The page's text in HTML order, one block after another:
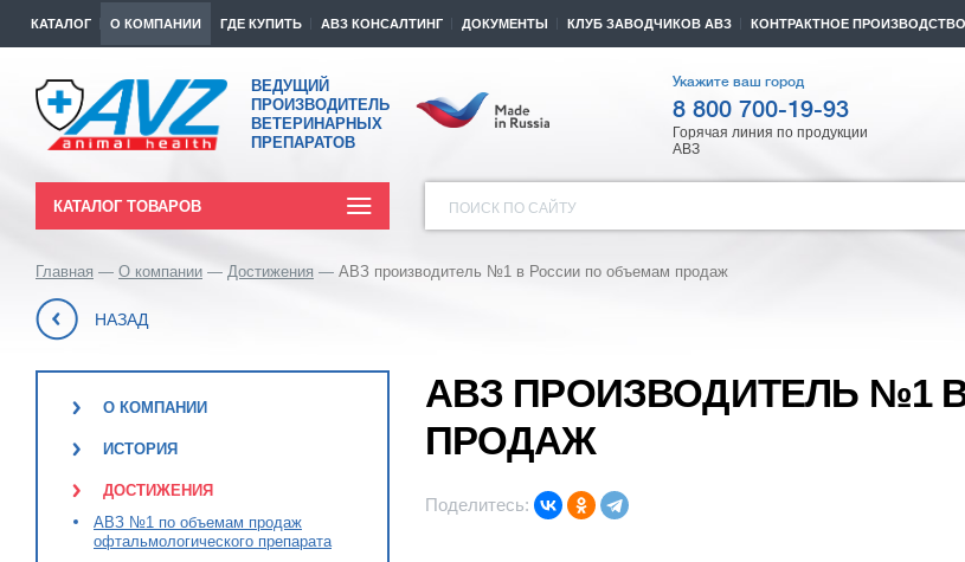
КАТАЛОГ О КОМПАНИИ ГДЕ КУПИТЬ АВЗ КОНСАЛТИНГ ДОКУМЕНТЫ КЛУБ ЗАВОДЧИКОВ АВЗ КОНТРАКТНОЕ ПРОИЗВОДСТВО
ВЕДУЩИЙ
ПРОИЗВОДИТЕЛЬ
ВЕТЕРИНАРНЫХ
ПРЕПАРАТОВ
Укажите ваш город
8 800 700-19-93
Горячая линия по продукции
АВЗ
КАТАЛОГ ТОВАРОВ ПОИСК ПО САЙТУ
Главная О компании Достижения АВЗ производитель №1 в России по объемам продаж
НАЗАД
О КОМПАНИИ
ИСТОРИЯ
ДОСТИЖЕНИЯ
АВЗ №1 по объемам продаж
офтальмологического препарата
АВЗ ПРОИЗВОДИТЕЛЬ №1
ПРОДАЖ
Поделитесь: